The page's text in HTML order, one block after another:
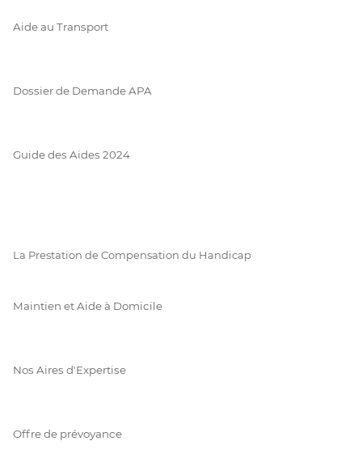
Aide au Transport
Dossier de Demande APA
Guide des Aides 2024
La Prestation de Compensation du Handicap
Maintien et Aide à Domicile
Nos Aires d'Expertise
Offre de prévoyance